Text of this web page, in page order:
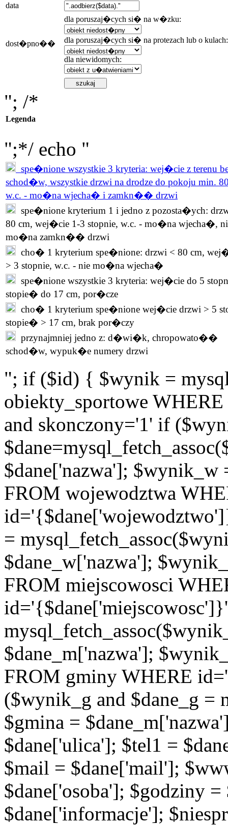
data
dost�pno��
dla poruszaj�cych si� na w�zku:
dla poruszaj�cych si� na protezach lub o kulach:
dla niewidomych:
"; /*
Legenda
";*/ echo "
spe�nione wszystkie 3 kryteria: wej�cie z terenu
schod�w, wszystkie drzwi na drodze do pokoju min.
w.c. - mo�na wjecha� i zamkn�� drzwi
spe�nione kryterium 1 i jedno z pozosta�ych:
80 cm, wej�cie 1-3 stopnie, w.c. - mo�na wjecha�,
mo�na zamkn�� drzwi
cho� 1 kryterium spe�nione: drzwi < 80 cm,
> 3 stopnie, w.c. - nie mo�na wjecha�
spe�nione wszystkie 3 kryteria: wej�cie do 5
stopie� do 17 cm, por�cze
cho� 1 kryterium spe�nione wej�cie drzwi > 5
stopie� > 17 cm, brak por�czy
przynajmniej jedno z: d�wi�k, chropowato��
schod�w, wypuk�e numery drzwi
"; if ($id) { $wynik =
obiekty_sportowe
and skonczony='1' if
$dane['nazwa'];
FROM wojewodztwa
=
$dane_w['nazwa'];
FROM miejscowosci
$dane_m['nazwa'];
FROM gminy WHERE
($wynik_g and $dane_g =
$gmina =
$dane['ulica']; $tel1 =
$mail = $dane['mail'];
$dane['osoba']; $godziny
$dane['informacje'];